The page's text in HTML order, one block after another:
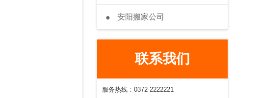
● 安阳搬家公司
联系我们
服务热线：0372-2222221